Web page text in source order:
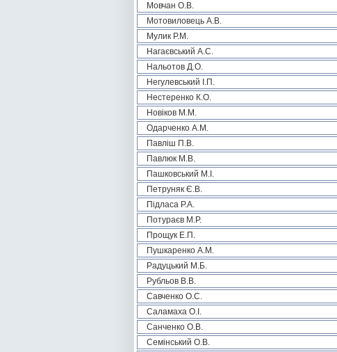
Мовчан О.В.
Мотовиловець А.В.
Мулик Р.М.
Нагаєвський А.С.
Нальотов Д.О.
Негулевський І.П.
Нестеренко К.О.
Новіков М.М.
Одарченко А.М.
Павліш П.В.
Павлюк М.В.
Пашковський М.І.
Петруняк Є.В.
Підласа Р.А.
Потураєв М.Р.
Прощук Е.П.
Пушкаренко А.М.
Радуцький М.Б.
Рубльов В.В.
Савченко О.С.
Саламаха О.І.
Санченко О.В.
Семінський О.В.